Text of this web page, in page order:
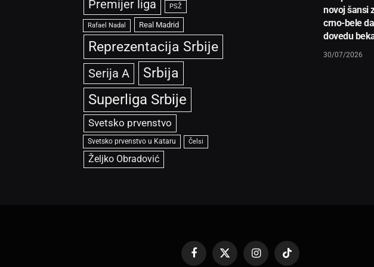
Premijer liga PSŽ
Rafael Nadal Real Madrid
Reprezentacija Srbije
Serija A Srbija
Superliga Srbije
Svetsko prvenstvo
Svetsko prvenstvo u Kataru Čelsi
Željko Obradović
novoj šansi
crno-bele da
dovedu
30/07/2026
FacebookX
InstagramTikTok